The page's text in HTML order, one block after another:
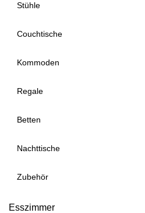
Stühle
Couchtische
Kommoden
Regale
Betten
Nachttische
Zubehör
Esszimmer